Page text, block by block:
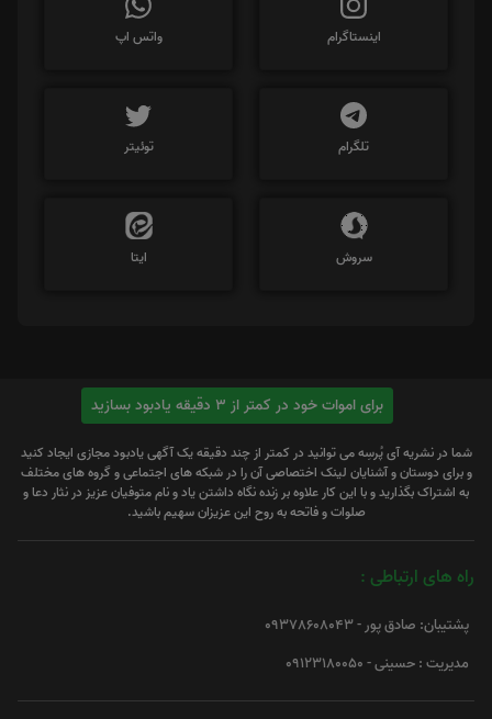
اینستاگرام واتس اپ
تلگرام توئیتر
سروش ایتا
برای اموات خود در کمتر از 3 دقیقه یادبود بسازید
شما در نشریه آی پُرسِه می توانید در کمتر از چند دقیقه یک آگهی یادبود مجازی ایجاد کنید
و برای دوستان و آشنایان لینک اختصاصی آن را در شبکه های اجتماعی و گروه های مختلف
به اشتراک بگذارید و با این کار علاوه بر زنده نگاه داشتن یاد و نام متوفیان عزیز در نثار دعا و
صلوات و فاتحه به روح این عزیزان سهیم باشید.
راه های ارتباطی :
پشتیبان: صادق پور - 09378608043
مدیریت : حسینی - 09123180050